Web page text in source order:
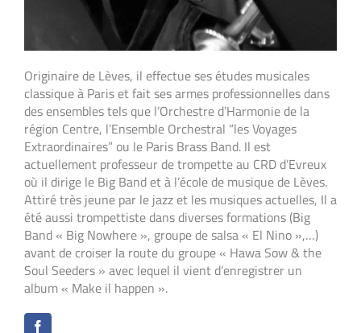
Originaire de Lèves, il effectue ses études musicales
classique à Paris et fait ses armes professionnelles dans
des ensembles tels que l’Orchestre d’Harmonie de la
région Centre, l’Ensemble Orchestral “les Voyages
Extraordinaires” ou le Paris Brass Band. Il est
actuellement professeur de trompette au CRD d’Evreux
où il dirige le Big Band et à l’école de musique de Lèves.
Attiré très jeune par le jazz et les musiques actuelles, Il a
été aussi trompettiste dans diverses formations (Big
Band « Big Nowhere », groupe de salsa « El Nino »,…)
avant de croiser la route du groupe « Hawa Sow & the
Soul Seeders » avec lequel il vient d’enregistrer un
album « Make il happen ».